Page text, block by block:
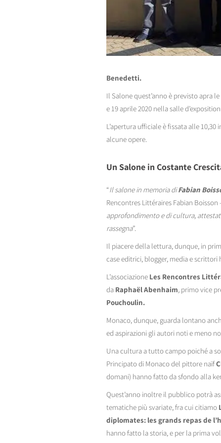
Benedetti.
Il Salonequest’anno è previsto apra
e 19 aprile 2020 nella salle
L’apertura ufficiale è fissata alle
alcune opere.
Un Salone in Costante
“Il salone in memoria diFabian
Rencontres Littéraires Fabian Boisson
approfondimento e di cultura,
rassegna”.
Il piacere della lettura, dunque, in
case editrici, blogger, media e
L’associazioneLes Rencontres
da Raphaël Abenhaim,primo vice
Pouchoulin.
Monaco, dunque, guarda lontano
ed aspirazioni gli autori noti e meno
Una cultura a tutto campo poiché a
Principato di Monaco del pittore naïf
domani) hanno fatto da sfondo alla
Quest’anno inoltre il pubblico potrà
tematiche più svariate, fra cui citiamo
diplomates: les grands repas de
hanno fatto la storia, e per la prima